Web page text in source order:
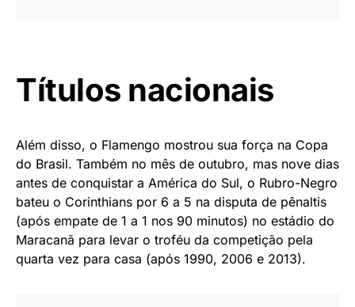
Títulos nacionais
Além disso, o Flamengo mostrou sua força na Copa
do Brasil. Também no mês de outubro, mas nove dias
antes de conquistar a América do Sul, o Rubro-Negro
bateu o Corinthians por 6 a 5 na disputa de pênaltis
(após empate de 1 a 1 nos 90 minutos) no estádio do
Maracanã para levar o troféu da competição pela
quarta vez para casa (após 1990, 2006 e 2013).